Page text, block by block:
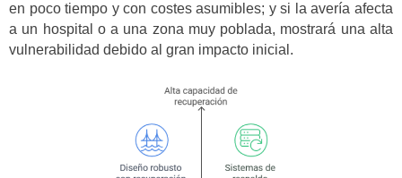
en poco tiempo y con costes asumibles; y si la avería afecta
a un hospital o a una zona muy poblada, mostrará una alta
vulnerabilidad debido al gran impacto inicial.